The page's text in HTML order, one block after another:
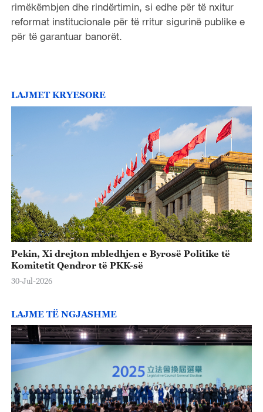
rimëkëmbjen dhe rindërtimin, si edhe për të nxitur
reformat institucionale për të rritur sigurinë publike e
për të garantuar banorët.
LAJMET KRYESORE
Pekin, Xi drejton mbledhjen e Byrosë Politike të
Komitetit Qendror të PKK-së
30-Jul-2026
LAJME TË NGJASHME